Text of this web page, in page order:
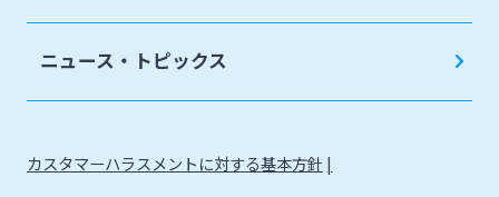
ニュース・トピックス
カスタマーハラスメントに対する基本方針